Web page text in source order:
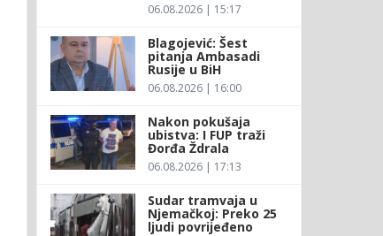
06.08.2026 | 15:17
Blagojević: Šest
pitanja Ambasadi
Rusije u BiH
06.08.2026 | 16:00
Nakon pokušaja
ubistva: I FUP traži
Đorđa Ždrala
06.08.2026 | 17:13
Sudar tramvaja u
Njemačkoj: Preko 25
ljudi povrijeđeno